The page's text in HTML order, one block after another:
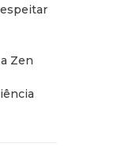
Zen